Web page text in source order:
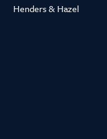
Henders & Hazel